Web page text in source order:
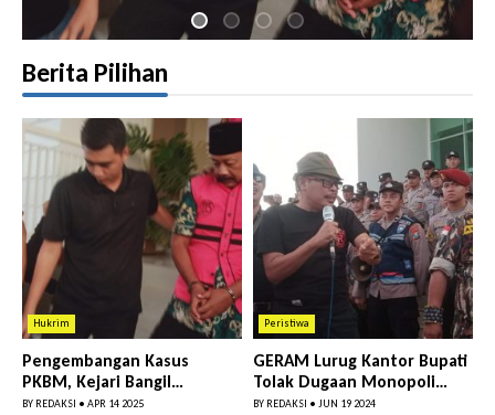
Angkutan Bawang Bombay Tak Sesuai Dokumen
Berita Pilihan
Hukrim
Pengembangan Kasus
PKBM, Kejari Bangil
Tetapkan 3 Tersangka dan
BY REDAKSI • APR 14 2025
Peristiwa
GERAM Lurug Kantor Bupati
Tolak Dugaan Monopoli
Proyek
BY REDAKSI • JUN 19 2024